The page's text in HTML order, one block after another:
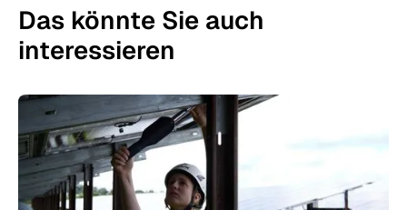
Das könnte Sie auch
interessieren